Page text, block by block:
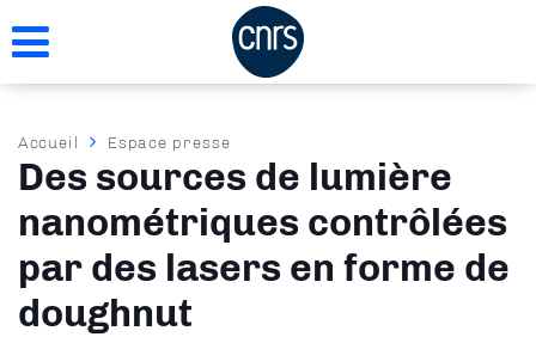
au
Fil
d'Ariane
Accueil Espace presse
Des sources de lumière
nanométriques contrôlées
par des lasers en forme de
doughnut